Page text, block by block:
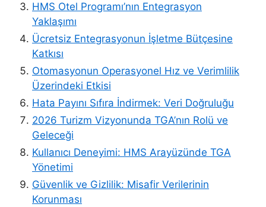
HMS Otel Programı’nın Entegrasyon
Yaklaşımı
Ücretsiz Entegrasyonun İşletme Bütçesine
Katkısı
Otomasyonun Operasyonel Hız ve Verimlilik
Üzerindeki Etkisi
Hata Payını Sıfıra İndirmek: Veri Doğruluğu
2026 Turizm Vizyonunda TGA’nın Rolü ve
Geleceği
Kullanıcı Deneyimi: HMS Arayüzünde TGA
Yönetimi
Güvenlik ve Gizlilik: Misafir Verilerinin
Korunması